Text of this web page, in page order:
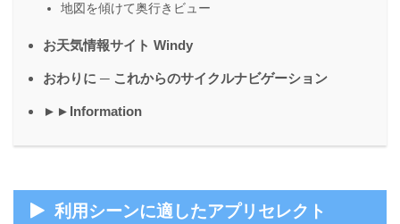
地図を傾けて奥行きビュー
お天気情報サイト Windy
おわりに ─ これからのサイクルナビゲーション
►►Information
利用シーンに適したアプリセレクト